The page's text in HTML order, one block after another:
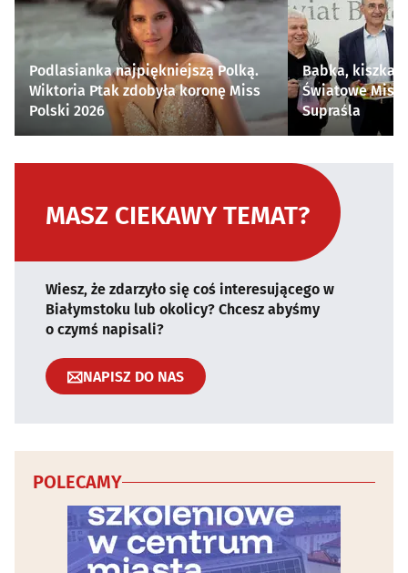
Podlasianka najpiękniejszą Polką.
Wiktoria Ptak zdobyła koronę Miss
Polski 2026
Babka, kiszka i
Światowe
Supraśla
MASZ CIEKAWY TEMAT?
Wiesz, że zdarzyło się coś interesującego w
Białymstoku lub okolicy? Chcesz abyśmy
o czymś napisali?
NAPISZ DO NAS
POLECAMY